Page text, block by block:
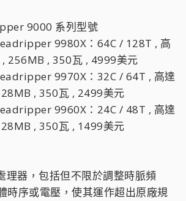
9000 系列型號
9980X：64C / 128T , 高
256MB , 350瓦 , 4999美元
9970X：32C / 64T , 高達
, 350瓦 , 2499美元
9960X：24C / 48T , 高達
, 350瓦 , 1499美元
理器，包括但不限於調整時脈頻
時序或電壓，使其運作超出原廠規